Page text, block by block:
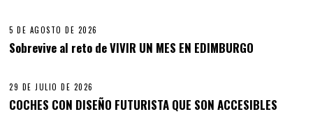
5 DE AGOSTO DE 2026
Sobrevive al reto de VIVIR UN MES EN EDIMBURGO
29 DE JULIO DE 2026
COCHES CON DISEÑO FUTURISTA QUE SON ACCESIBLES